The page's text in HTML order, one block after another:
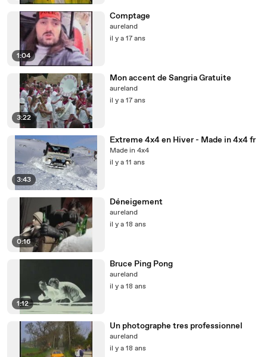
1:04
Comptage
aureland
il y a 17 ans
3:22
Mon accent de Sangria Gratuite
aureland
il y a 17 ans
3:43
Extreme 4x4 en Hiver - Made in 4x4 fr
Made in 4x4
il y a 11 ans
0:16
Déneigement
aureland
il y a 18 ans
1:12
Bruce Ping Pong
aureland
il y a 18 ans
Un photographe tres professionnel
aureland
il y a 18 ans